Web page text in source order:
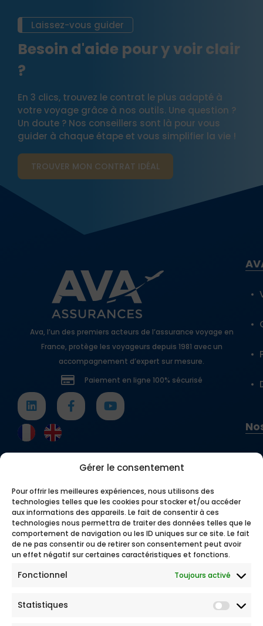
Gérer le consentement
Pour offrir les meilleures expériences, nous utilisons des
technologies telles que les cookies pour stocker et/ou accéder
aux informations des appareils. Le fait de consentir à ces
technologies nous permettra de traiter des données telles que le
comportement de navigation ou les ID uniques sur ce site. Le fait
de ne pas consentir ou de retirer son consentement peut avoir
un effet négatif sur certaines caractéristiques et fonctions.
Fonctionnel Toujours activé
Statistiques
Laissez-vous guider
Besoin d'aide pour y voir clair
?
En 3 clics, trouvez le contrat le plus adapté à
votre voyage grâce à nos outils. Une question ?
Un doute ? Nos conseillers sont là pour vous
guider à chaque étape et vous simplifier la vie !
TROUVER MON CONTRAT​ IDÉAL
Ava, l’un des premiers acteurs de l’assurance voyage en
France, protège les voyageurs depuis 1981 avec un
accompagnement d’expert sur mesure.
Paiement en ligne 100% sécurisé